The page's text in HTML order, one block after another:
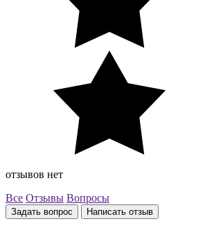
отзывов нет
Все Отзывы Вопросы
Задать вопрос Написать отзыв